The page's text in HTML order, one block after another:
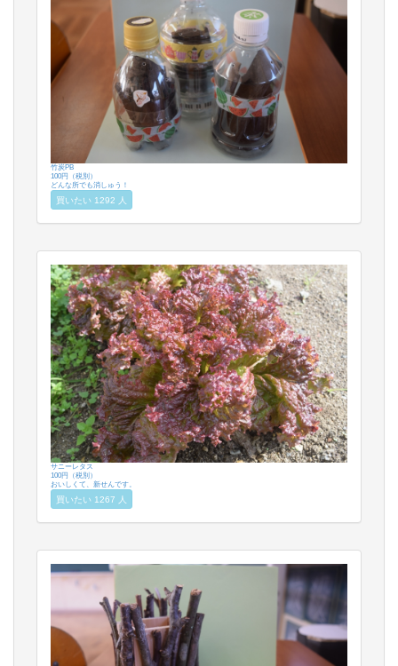
竹炭PB
100円（税別）
どんな所でも消しゅう！
買いたい 1292 人
サニーレタス
100円（税別）
おいしくて、新せんです。
買いたい 1267 人